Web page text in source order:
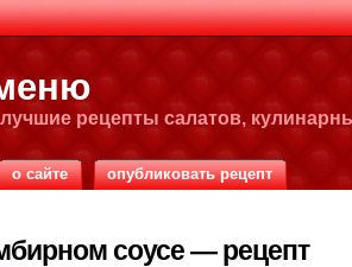
рецепты салатов,
о сайте опубликовать рецепт
соусе — рецепт